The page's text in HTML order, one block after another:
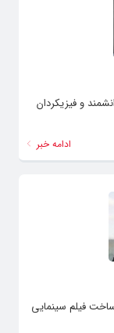
و فیزیکردان
ادامه خبر
فیلم سینمایی